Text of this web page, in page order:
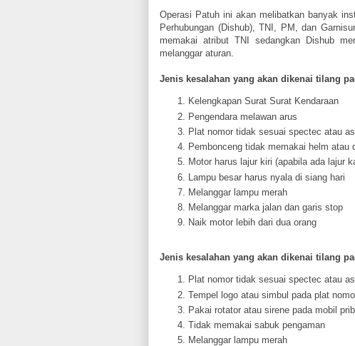
Operasi Patuh ini akan melibatkan banyak
Perhubungan (Dishub), TNI, PM, dan
memakai atribut TNI sedangkan Dishub
melanggar aturan.
Jenis kesalahan yang akan dikenai tilang
Kelengkapan Surat Surat Kendaraan
Pengendara melawan arus
Plat nomor tidak sesuai spectec atau
Pembonceng tidak memakai helm atau
Motor harus lajur kiri (apabila ada lajur
Lampu besar harus nyala di siang hari
Melanggar lampu merah
Melanggar marka jalan dan garis stop
Naik motor lebih dari dua orang
Jenis kesalahan yang akan dikenai tilang
Plat nomor tidak sesuai spectec atau
Tempel logo atau simbul pada plat
Pakai rotator atau sirene pada mobil
Tidak memakai sabuk pengaman
Melanggar lampu merah